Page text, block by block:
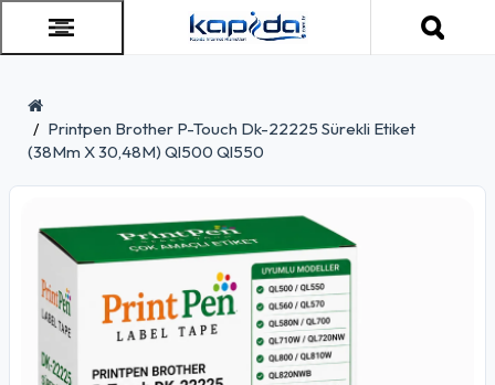
Printpen Brother P-Touch Dk-22225 Sürekli Etiket
(38Mm X 30,48M) Ql500 Ql550